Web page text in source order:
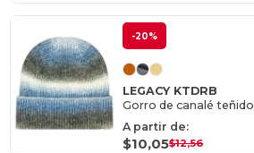
-20%
LEGACY KTDRB
Gorro de canalé teñido
A partir de:
$10,05$12,56